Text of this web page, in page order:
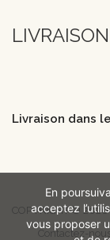
Livraison dans
COPYRIGHT ©
Contactez-
En
acceptez
vous proposer